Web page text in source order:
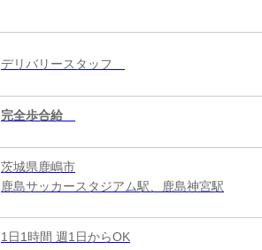
デリバリースタッフ
完全歩合給
茨城県鹿嶋市
鹿島サッカースタジアム駅、鹿島神宮駅
1日1時間 週1日からOK